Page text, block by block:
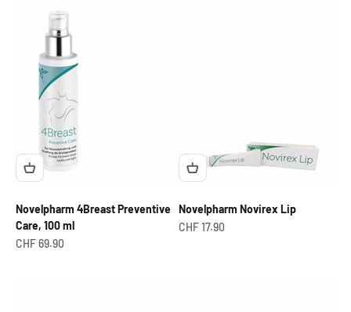
Novelpharm 4Breast Preventive
Care, 100 ml
Angebot
CHF 69.90
Novelpharm Novirex Lip
Angebot
CHF 17.90